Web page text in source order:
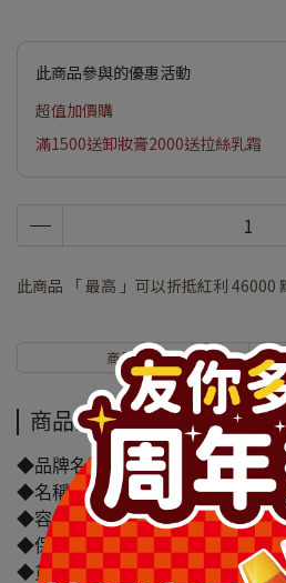
此商品參與的優惠活動
超值加價購
滿1500送卸妝膏2000送拉絲乳霜
此商品 「 最高 」可以折抵紅利 46000
商品介紹
商品介紹
◆品牌名稱：萊克
◆名稱:萊克遠紅外線護具-手腕 NS-
◆容量/規格：1入
◆保存期限(天)：9999天
◆貨源：公司貨